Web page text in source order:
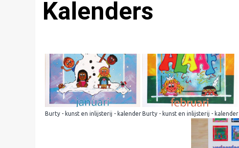
Kalenders
Burty - kunst en inlijsterij - kalender Burty - kunst en inlijsterij - kalender